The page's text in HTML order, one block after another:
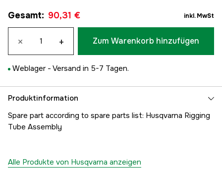
Gesamt: 90,31 € inkl. MwSt
× + Zum Warenkorb hinzufügen
Weblager - Versand in 5-7 Tagen.
Produktinformation
Spare part according to spare parts list: Husqvarna Rigging
Tube Assembly
Alle Produkte von Husqvarna anzeigen